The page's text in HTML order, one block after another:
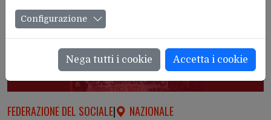
FEDERAZIONE DEL SOCIALE| NAZIONALE
Configurazione
Nega tutti i cookie Accetta i cookie